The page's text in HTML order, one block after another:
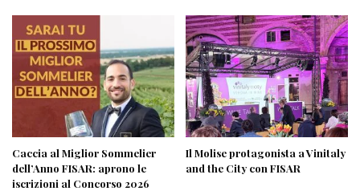
Caccia al Miglior Sommelier
dell’Anno FISAR: aprono le
iscrizioni al Concorso 2026
Il Molise protagonista a Vinitaly
and the City con FISAR